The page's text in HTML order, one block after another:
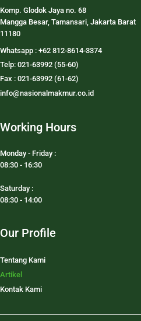
Komp. Glodok Jaya no. 68
Mangga Besar, Tamansari, Jakarta Barat
11180
Whatsapp : +62 812-8614-3374
Telp: 021-63992 (55-60)
Fax : 021-63992 (61-62)
info@nasionalmakmur.co.id
Working Hours
Monday - Friday :
08:30 - 16:30
Saturday :
08:30 - 14:00
Our Profile
Tentang Kami
Artikel
Kontak Kami